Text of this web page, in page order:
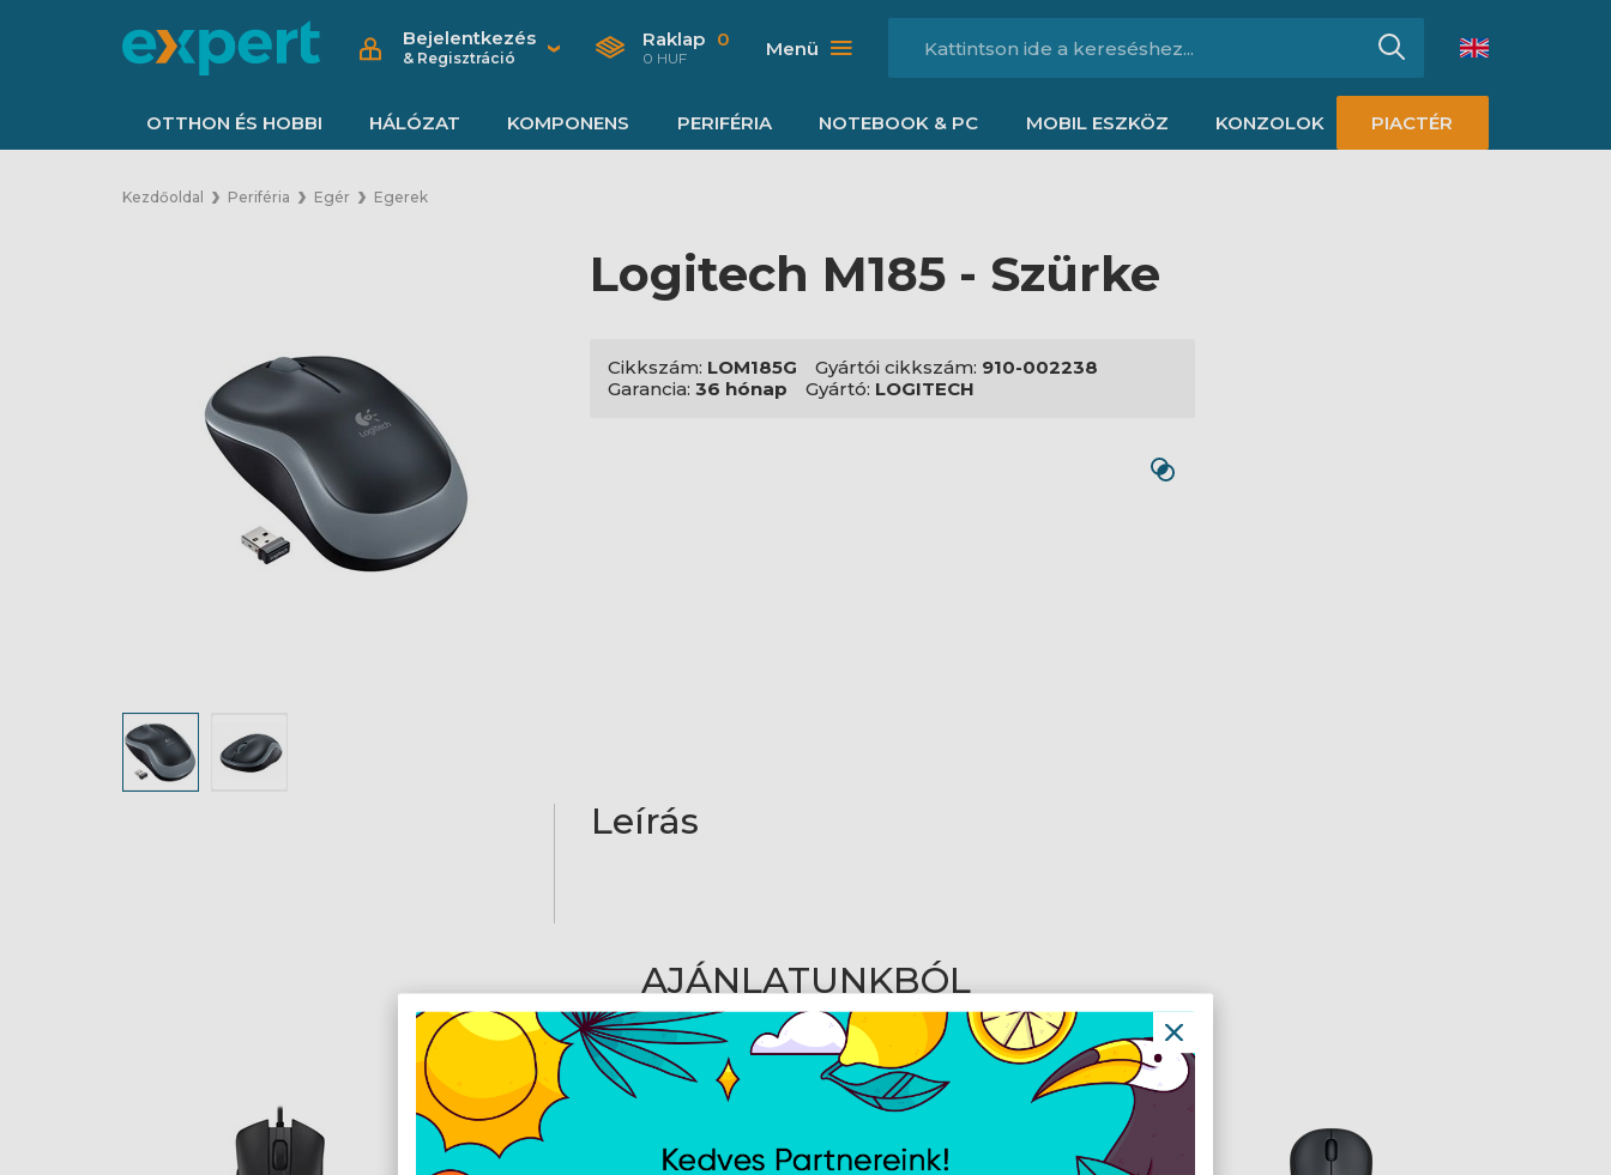
Bejelentkezés
& Regisztráció
Raklap 0
0 HUF Menü
OTTHON ÉS HOBBI HÁLÓZAT KOMPONENS PERIFÉRIA NOTEBOOK & PC MOBIL ESZKÖZ KONZOLOK PIACTÉR
Kezdőoldal Periféria Egér Egerek
Logitech M185 - Szürke
Cikkszám: LOM185G Gyártói cikkszám: 910-002238
Garancia: 36 hónap Gyártó: LOGITECH
Leírás
AJÁNLATUNKBÓL